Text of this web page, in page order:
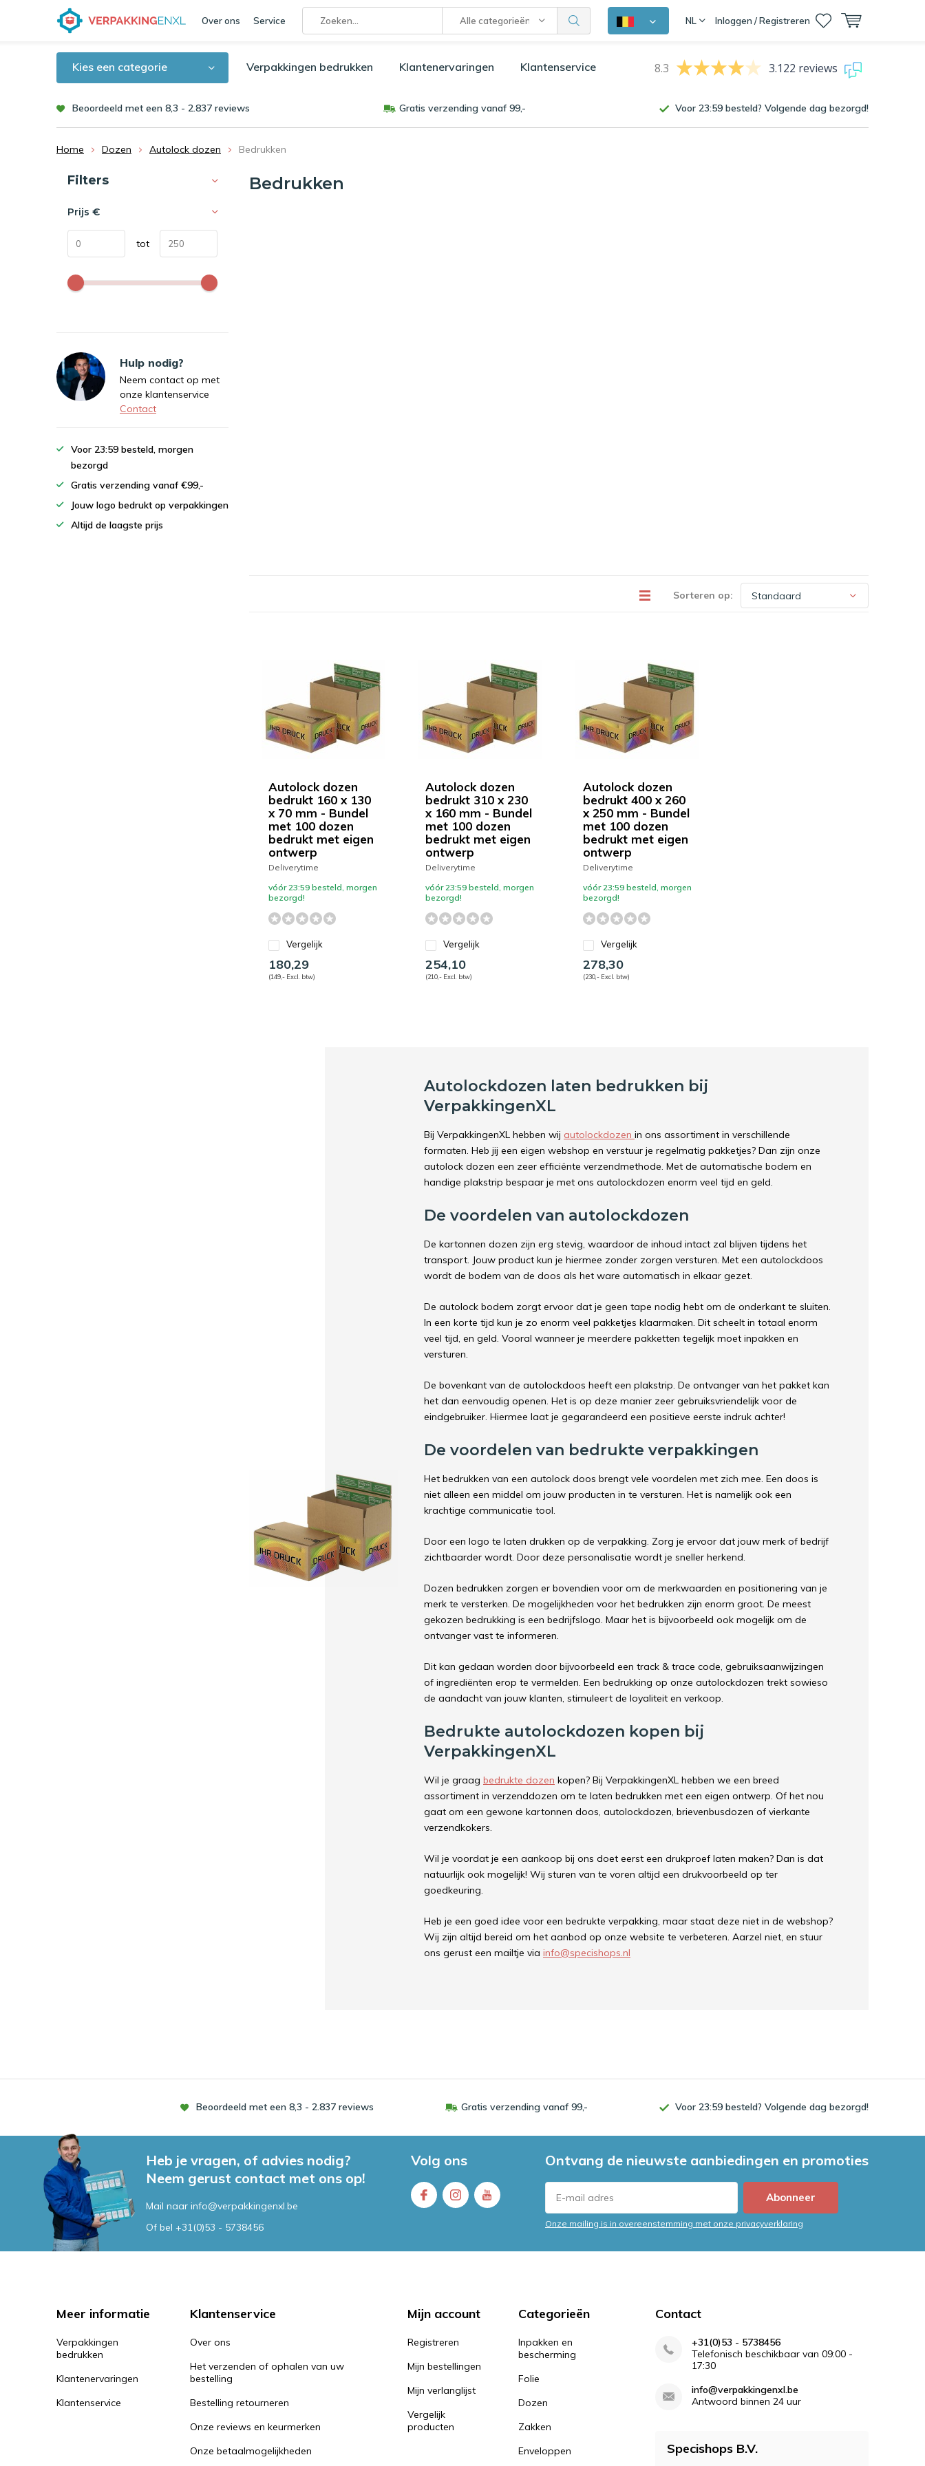
Over ons Service Alle categorieën NL Inloggen / Registreren
Kies een categorie Verpakkingen bedrukken Klantenervaringen Klantenservice 8.3 3.122 reviews
Beoordeeld met een 8,3 - 2.837 reviews Gratis verzending vanaf 99,- Voor 23:59 besteld? Volgende dag bezorgd!
Home Dozen Autolock dozen Bedrukken
Bedrukken
Sorteren op:
Autolock dozen
bedrukt 160 x 130
x 70 mm - Bundel
met 100 dozen
bedrukt met eigen
ontwerp
Deliverytime
vóór 23:59 besteld, morgen
bezorgd!
Vergelijk
180,29
(149,- Excl. btw)
Autolock dozen
bedrukt 310 x 230
x 160 mm - Bundel
met 100 dozen
bedrukt met eigen
ontwerp
Deliverytime
vóór 23:59 besteld, morgen
bezorgd!
Vergelijk
254,10
(210,- Excl. btw)
Autolock dozen
bedrukt 400 x 260
x 250 mm - Bundel
met 100 dozen
bedrukt met eigen
ontwerp
Deliverytime
vóór 23:59 besteld, morgen
bezorgd!
Vergelijk
278,30
(230,- Excl. btw)
Autolockdozen laten bedrukken bij
VerpakkingenXL
Bij VerpakkingenXL hebben wij autolockdozen in ons assortiment in verschillende
formaten. Heb jij een eigen webshop en verstuur je regelmatig pakketjes? Dan zijn onze
autolock dozen een zeer efficiënte verzendmethode. Met de automatische bodem en
handige plakstrip bespaar je met ons autolockdozen enorm veel tijd en geld.
De voordelen van autolockdozen
De kartonnen dozen zijn erg stevig, waardoor de inhoud intact zal blijven tijdens het
transport. Jouw product kun je hiermee zonder zorgen versturen. Met een autolockdoos
wordt de bodem van de doos als het ware automatisch in elkaar gezet.
De autolock bodem zorgt ervoor dat je geen tape nodig hebt om de onderkant te sluiten.
In een korte tijd kun je zo enorm veel pakketjes klaarmaken. Dit scheelt in totaal enorm
veel tijd, en geld. Vooral wanneer je meerdere pakketten tegelijk moet inpakken en
versturen.
De bovenkant van de autolockdoos heeft een plakstrip. De ontvanger van het pakket kan
het dan eenvoudig openen. Het is op deze manier zeer gebruiksvriendelijk voor de
eindgebruiker. Hiermee laat je gegarandeerd een positieve eerste indruk achter!
De voordelen van bedrukte verpakkingen
Het bedrukken van een autolock doos brengt vele voordelen met zich mee. Een doos is
niet alleen een middel om jouw producten in te versturen. Het is namelijk ook een
krachtige communicatie tool.
Door een logo te laten drukken op de verpakking. Zorg je ervoor dat jouw merk of bedrijf
zichtbaarder wordt. Door deze personalisatie wordt je sneller herkend.
Dozen bedrukken zorgen er bovendien voor om de merkwaarden en positionering van je
merk te versterken. De mogelijkheden voor het bedrukken zijn enorm groot. De meest
gekozen bedrukking is een bedrijfslogo. Maar het is bijvoorbeeld ook mogelijk om de
ontvanger vast te informeren.
Dit kan gedaan worden door bijvoorbeeld een track & trace code, gebruiksaanwijzingen
of ingrediënten erop te vermelden. Een bedrukking op onze autolockdozen trekt sowieso
de aandacht van jouw klanten, stimuleert de loyaliteit en verkoop.
Bedrukte autolockdozen kopen bij
VerpakkingenXL
Wil je graag bedrukte dozen kopen? Bij VerpakkingenXL hebben we een breed
assortiment in verzenddozen om te laten bedrukken met een eigen ontwerp. Of het nou
gaat om een gewone kartonnen doos, autolockdozen, brievenbusdozen of vierkante
verzendkokers.
Wil je voordat je een aankoop bij ons doet eerst een drukproef laten maken? Dan is dat
natuurlijk ook mogelijk! Wij sturen van te voren altijd een drukvoorbeeld op ter
goedkeuring.
Heb je een goed idee voor een bedrukte verpakking, maar staat deze niet in de webshop?
Wij zijn altijd bereid om het aanbod op onze website te verbeteren. Aarzel niet, en stuur
ons gerust een mailtje via info@specishops.nl
Sorteren op:
Filters
Prijs €
tot
Hulp nodig?
Neem contact op met
onze klantenservice
Contact
Voor 23:59 besteld, morgen
bezorgd
Gratis verzending vanaf €99,-
Jouw logo bedrukt op verpakkingen
Altijd de laagste prijs
Beoordeeld met een 8,3 - 2.837 reviews Gratis verzending vanaf 99,- Voor 23:59 besteld? Volgende dag bezorgd!
Heb je vragen, of advies nodig?
Neem gerust contact met ons op!
Mail naar info@verpakkingenxl.be
Of bel +31(0)53 - 5738456
Volg ons Ontvang de nieuwste aanbiedingen en promoties
Abonneer
Onze mailing is in overeenstemming met onze privacyverklaring
Meer informatie
Verpakkingen
bedrukken
Klantenervaringen
Klantenservice
Klantenservice
Over ons
Het verzenden of ophalen van uw
bestelling
Bestelling retourneren
Onze reviews en keurmerken
Onze betaalmogelijkheden
Mijn account
Registreren
Mijn bestellingen
Mijn verlanglijst
Vergelijk
producten
Categorieën
Inpakken en
bescherming
Folie
Dozen
Zakken
Enveloppen
Contact
+31(0)53 - 5738456
Telefonisch beschikbaar van 09:00 -
17:30
info@verpakkingenxl.be
Antwoord binnen 24 uur
Specishops B.V.